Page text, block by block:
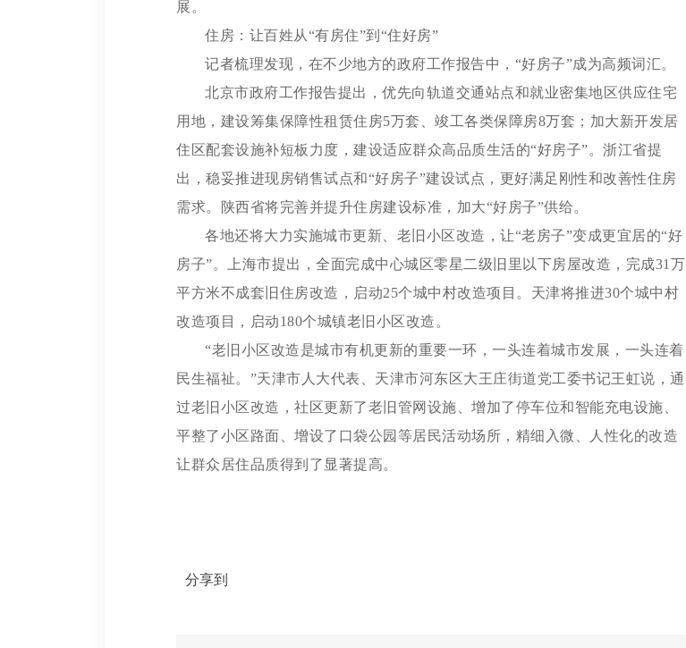
展。
住房：让百姓从“有房住”到“住好房”
记者梳理发现，在不少地方的政府工作报告中，“好房子”成为高频词汇。
北京市政府工作报告提出，优先向轨道交通站点和就业密集地区供应住宅
用地，建设筹集保障性租赁住房5万套、竣工各类保障房8万套；加大新开发居
住区配套设施补短板力度，建设适应群众高品质生活的“好房子”。浙江省提
出，稳妥推进现房销售试点和“好房子”建设试点，更好满足刚性和改善性住房
需求。陕西省将完善并提升住房建设标准，加大“好房子”供给。
各地还将大力实施城市更新、老旧小区改造，让“老房子”变成更宜居的“好
房子”。上海市提出，全面完成中心城区零星二级旧里以下房屋改造，完成31万
平方米不成套旧住房改造，启动25个城中村改造项目。天津将推进30个城中村
改造项目，启动180个城镇老旧小区改造。
“老旧小区改造是城市有机更新的重要一环，一头连着城市发展，一头连着
民生福祉。”天津市人大代表、天津市河东区大王庄街道党工委书记王虹说，通
过老旧小区改造，社区更新了老旧管网设施、增加了停车位和智能充电设施、
平整了小区路面、增设了口袋公园等居民活动场所，精细入微、人性化的改造
让群众居住品质得到了显著提高。
分享到